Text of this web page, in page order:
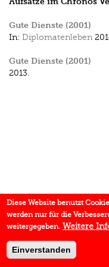
Gute Dienste (2001)
In: Diplomatenleben
Gute Dienste (2001)
2013.
Diese Website benutzt
werden nur für die
weitergegeben. Weitere
Einverstanden